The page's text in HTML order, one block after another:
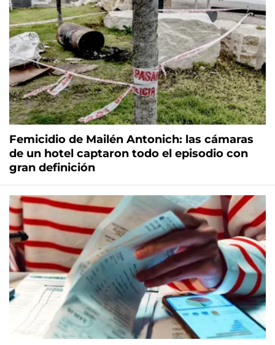
Femicidio de Mailén Antonich: las cámaras
de un hotel captaron todo el episodio con
gran definición